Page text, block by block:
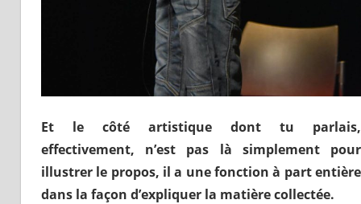
Et le côté artistique dont tu parlais,
effectivement, n’est pas là simplement pour
illustrer le propos, il a une fonction à part entière
dans la façon d’expliquer la matière collectée.